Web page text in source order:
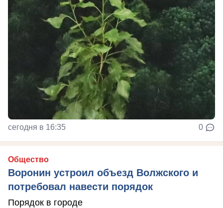
сегодня в 16:35 0
Общество
Воронин устроил объезд Волжского и
потребовал навести порядок
Порядок в городе